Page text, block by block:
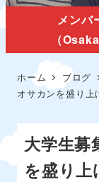
メンバ
（
ホーム ブログ
オサカンを盛り上
大学生募
を盛り